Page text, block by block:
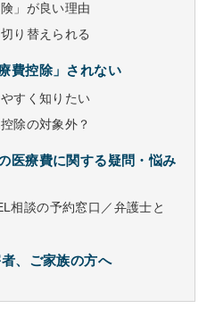
」が良い理由
り替えられる
費控除」されない
すく知りたい
除の対象外？
医療費に関する疑問・悩み
相談の予約窓口／弁護士と
、ご家族の方へ